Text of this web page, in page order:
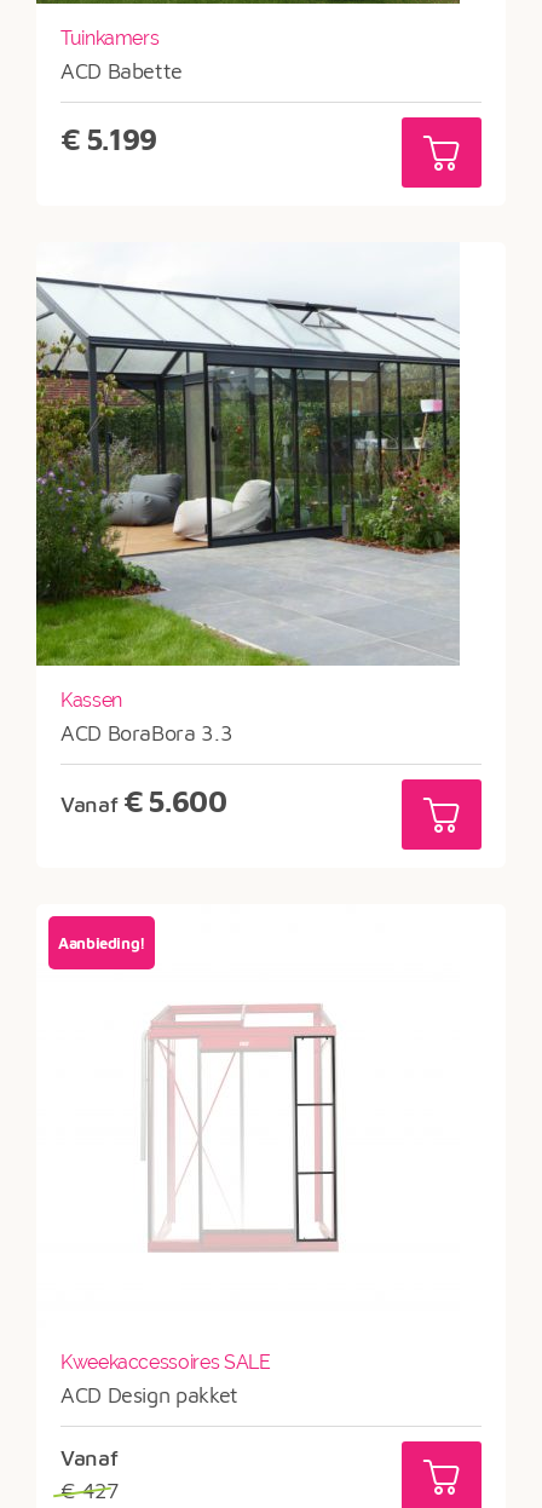
Tuinkamers
ACD Babette
€ 5.199
Kassen
ACD BoraBora 3.3
Vanaf € 5.600
Aanbieding!
Kweekaccessoires SALE
ACD Design pakket
Vanaf
€ 427